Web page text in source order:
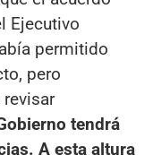
Ejecutivo
permitido
pero
tendrá
A esta altura